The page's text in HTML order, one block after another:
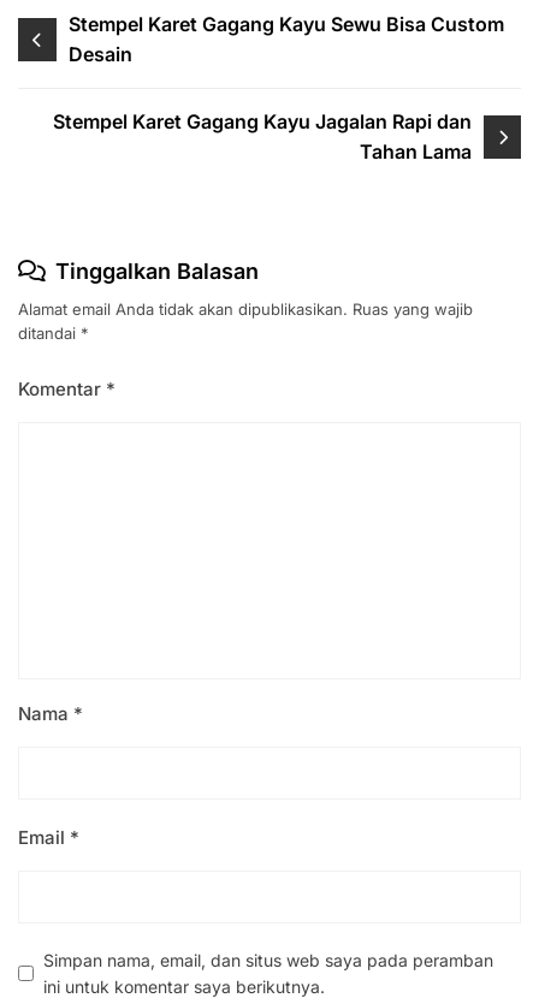
Navigasi
pos
Stempel Karet Gagang Kayu Sewu Bisa Custom
Desain
Stempel Karet Gagang Kayu Jagalan Rapi dan
Tahan Lama
Tinggalkan Balasan
Alamat email Anda tidak akan dipublikasikan. Ruas yang wajib
ditandai *
Komentar *
Nama *
Email *
Simpan nama, email, dan situs web saya pada peramban
ini untuk komentar saya berikutnya.